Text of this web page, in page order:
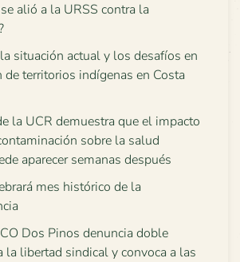
alió a la URSS contra la
situación actual y los desafíos en
de territorios indígenas en Costa
la UCR demuestra que el impacto
sobre la salud
aparecer semanas después
mes histórico de la
Dos Pinos denuncia doble
la libertad sindical y convoca a las